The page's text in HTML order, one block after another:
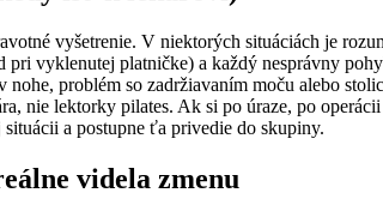
vyšetrenie. V niektorých situáciách je
vyklenutej platničke) a každý nesprávny
problém so zadržiavaním moču alebo
nie lektorky pilates. Ak si po úraze, po
a postupne ťa privedie do skupiny.
videla zmenu